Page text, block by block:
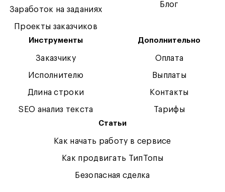
Заработок на заданиях
Проекты заказчиков
Блог
Инструменты
Заказчику
Исполнителю
Длина строки
SEO анализ текста
Дополнительно
Оплата
Выплаты
Контакты
Тарифы
Статьи
Как начать работу в сервисе
Как продвигать ТипТопы
Безопасная сделка